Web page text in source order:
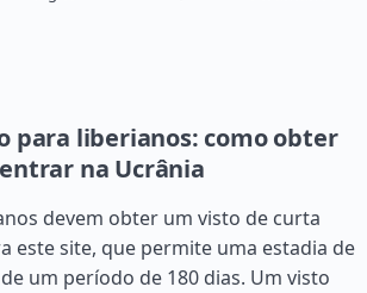
para liberianos: como obter
na Ucrânia
devem obter um visto de curta
este site, que permite uma estadia de
um período de 180 dias. Um visto